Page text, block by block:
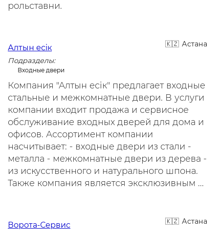
рольставни.
Астана
Алтын есiк
Подразделы:
Входные двери
Компания "Алтын есiк" предлагает входные
стальные и межкомнатные двери. В услуги
компании входит продажа и сервисное
обслуживание входных дверей для дома и
офисов. Ассортимент компании
насчитывает: - входные двери из стали -
металла - межкомнатные двери из дерева -
из искусственного и натурального шпона.
Также компания является эксклюзивным ...
Астана
Ворота-Сервис